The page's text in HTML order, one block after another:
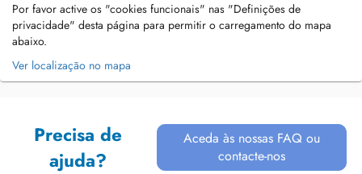
Por favor active os "cookies funcionais" nas "Definições de
privacidade" desta página para permitir o carregamento do mapa
abaixo.
Ver localização no mapa
Precisa de
ajuda?
Aceda às nossas FAQ ou
contacte-nos